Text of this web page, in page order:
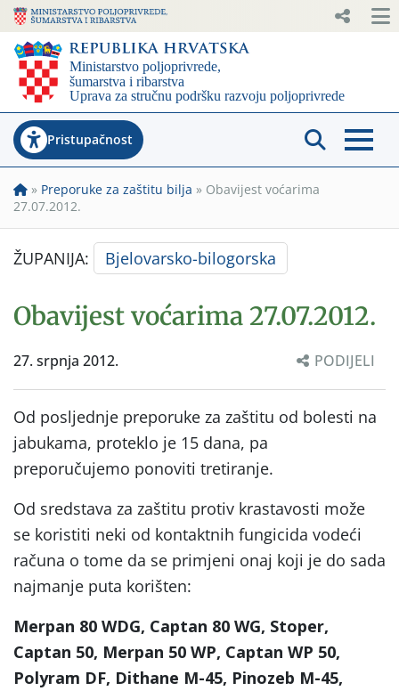
Pristupačnost
» Preporuke za zaštitu bilja » Obavijest voćarima
27.07.2012.
ŽUPANIJA: Bjelovarsko-bilogorska
Obavijest voćarima 27.07.2012.
27. srpnja 2012. PODIJELI
Od posljednje preporuke za zaštitu od bolesti na
jabukama, proteklo je 15 dana, pa
preporučujemo ponoviti tretiranje.
Od sredstava za zaštitu protiv krastavosti može
se koristiti neki od kontaktnih fungicida vodeći
računa o tome da se primjeni onaj koji je do sada
najmanje puta korišten:
Merpan 80 WDG, Captan 80 WG, Stoper,
Captan 50, Merpan 50 WP, Captan WP 50,
Polyram DF, Dithane M-45, Pinozeb M-45,